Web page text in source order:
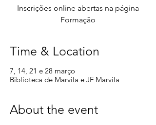
Inscrições online abertas na página
Time & Location
7, 14, 21 e 28 março
Biblioteca de Marvila e JF Marvila
About the event